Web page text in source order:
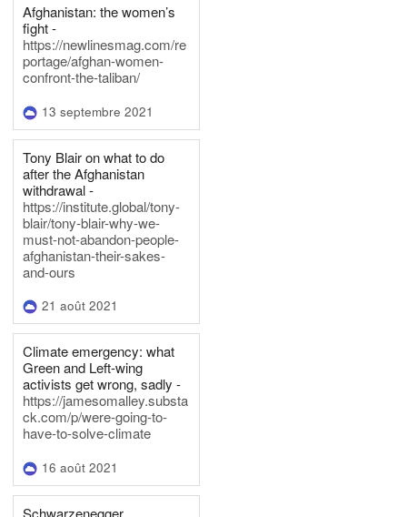
Afghanistan: the women’s
fight -
https://newlinesmag.com/re
portage/afghan-women-
confront-the-taliban/
13 septembre 2021
Tony Blair on what to do
after the Afghanistan
withdrawal -
https://institute.global/tony-
blair/tony-blair-why-we-
must-not-abandon-people-
afghanistan-their-sakes-
and-ours
21 août 2021
Climate emergency: what
Green and Left-wing
activists get wrong, sadly -
https://jamesomalley.substa
ck.com/p/were-going-to-
have-to-solve-climate
16 août 2021
Schwarzenegger,